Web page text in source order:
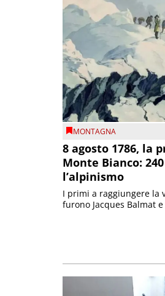
MONTAGNA
8 agosto 1786, la
Monte Bianco:
l’alpinismo
I primi a raggiungere la
furono Jacques Balmat